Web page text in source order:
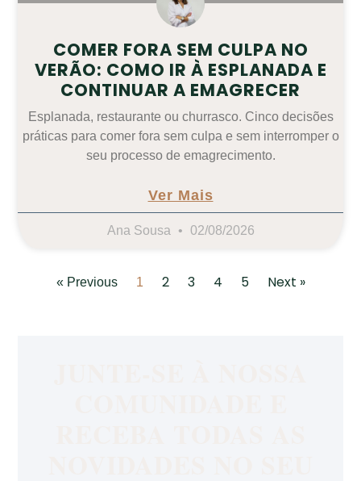
COMER FORA SEM CULPA NO
VERÃO: COMO IR À ESPLANADA E
CONTINUAR A EMAGRECER
Esplanada, restaurante ou churrasco. Cinco decisões
práticas para comer fora sem culpa e sem interromper o
seu processo de emagrecimento.
Ver Mais
Ana Sousa 02/08/2026
« Previous 1 2 3 4 5 Next »